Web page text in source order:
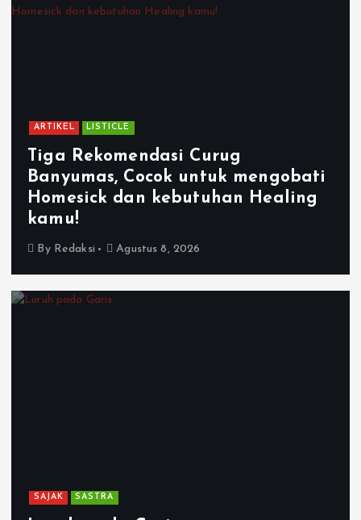
ARTIKEL LISTICLE
Tiga Rekomendasi Curug
Banyumas, Cocok untuk mengobati
Homesick dan kebutuhan Healing
kamu!
By Redaksi Agustus 8, 2026
SAJAK SASTRA